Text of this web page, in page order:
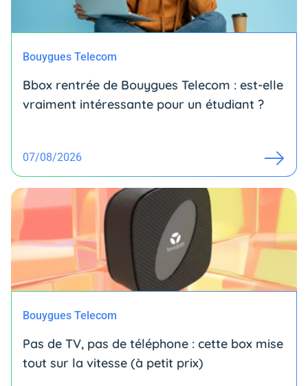
Bouygues Telecom
Bbox rentrée de Bouygues Telecom : est-elle
vraiment intéressante pour un étudiant ?
07/08/2026
Bouygues Telecom
Pas de TV, pas de téléphone : cette box mise
tout sur la vitesse (à petit prix)